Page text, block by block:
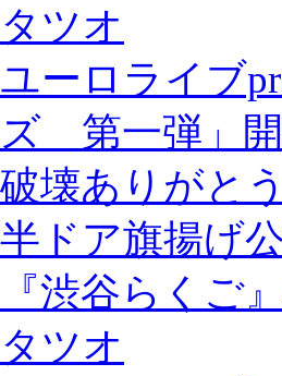
タツオ
ユーロライブ
ズ 第一弾」開
破壊ありがと
半ドア旗揚げ
『渋谷らくご
タツオ